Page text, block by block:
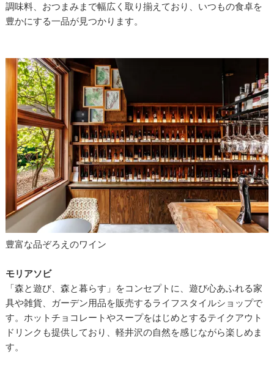
調味料、おつまみまで幅広く取り揃えており、いつもの食卓を
豊かにする一品が見つかります。
豊富な品ぞろえのワイン
モリアソビ
「森と遊び、森と暮らす」をコンセプトに、遊び心あふれる家
具や雑貨、ガーデン用品を販売するライフスタイルショップで
す。ホットチョコレートやスープをはじめとするテイクアウト
ドリンクも提供しており、軽井沢の自然を感じながら楽しめま
す。